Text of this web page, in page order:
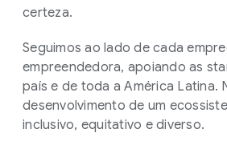
certeza.
Seguimos ao lado de cada
empreendedora, apoiando as
país e de toda a América Latina.
desenvolvimento de um
inclusivo, equitativo e diverso.